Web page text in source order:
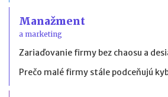
Manažment
a marketing
Zariaďovanie firmy bez chaosu a
Prečo malé firmy stále podceňujú